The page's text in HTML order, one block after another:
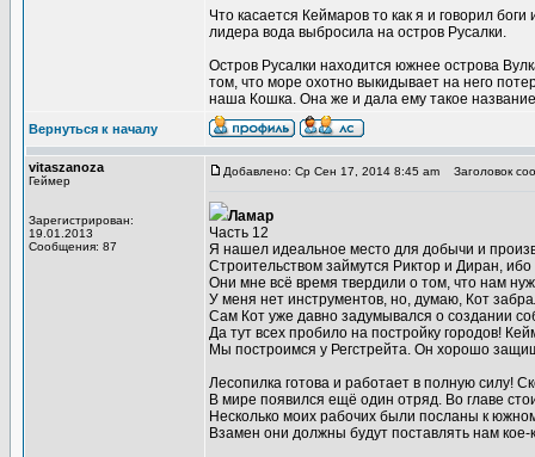
Что касается Кеймаров то как я и говорил
лидера вода выбросила на остров Русалки.
Остров Русалки находится южнее острова
том, что море охотно выкидывает на него
наша Кошка. Она же и дала ему такое
Вернуться к началу
vitaszanoza
Геймер
Зарегистрирован:
19.01.2013
Сообщения: 87
Добавлено: Ср Сен 17, 2014 8:45 am Заголовок
Ламар
Часть 12
Я нашел идеальное место для добычи и
Строительством займутся Риктор и Диран,
Они мне всё время твердили о том, что нам
У меня нет инструментов, но, думаю, Кот
Сам Кот уже давно задумывался о создании
Да тут всех пробило на постройку городов!
Мы построимся у Регстрейта. Он хорошо
Лесопилка готова и работает в полную силу!
В мире появился ещё один отряд. Во главе
Несколько моих рабочих были посланы к
Взамен они должны будут поставлять нам кое-